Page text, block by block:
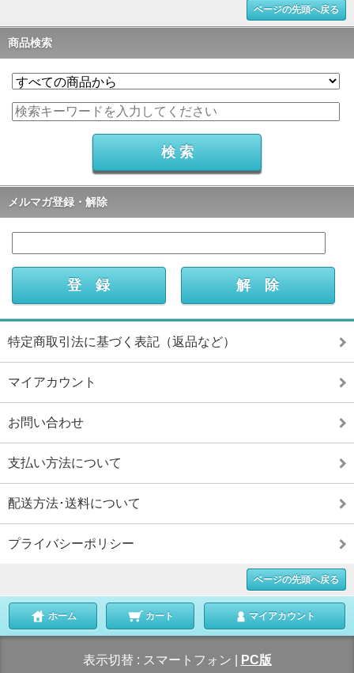
ページの先頭へ戻る
商品検索
メルマガ登録・解除
特定商取引法に基づく表記（返品など）
マイアカウント
お問い合わせ
支払い方法について
配送方法･送料について
プライバシーポリシー
ページの先頭へ戻る
ホーム カート マイアカウント
表示切替 : スマートフォン PC版